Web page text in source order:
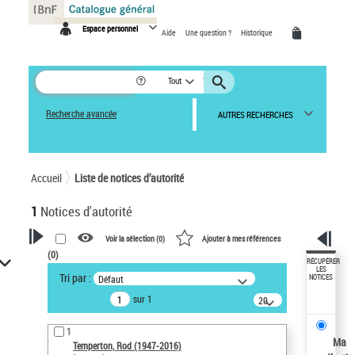
Espace personnel Aide Une question ? Historique
Tout
Recherche avancée AUTRES RECHERCHES
Accueil Liste de notices d’autorité
1 Notices d'autorité
VOTRE RECHERCHE
Recherche avancée dans les
notices d’autorité
Œuvres liées à l'auteur :
Temperton, Rod (1947-2016)
Voir la sélection (0) Ajouter à mes références
(0)
Tri par : Défaut
sur 1
20
résultats/page
1
Temperton, Rod (1947-2016)
RÉCUPÉRER
LES
NOTICES
Ma
Panneau de gestion des cookies